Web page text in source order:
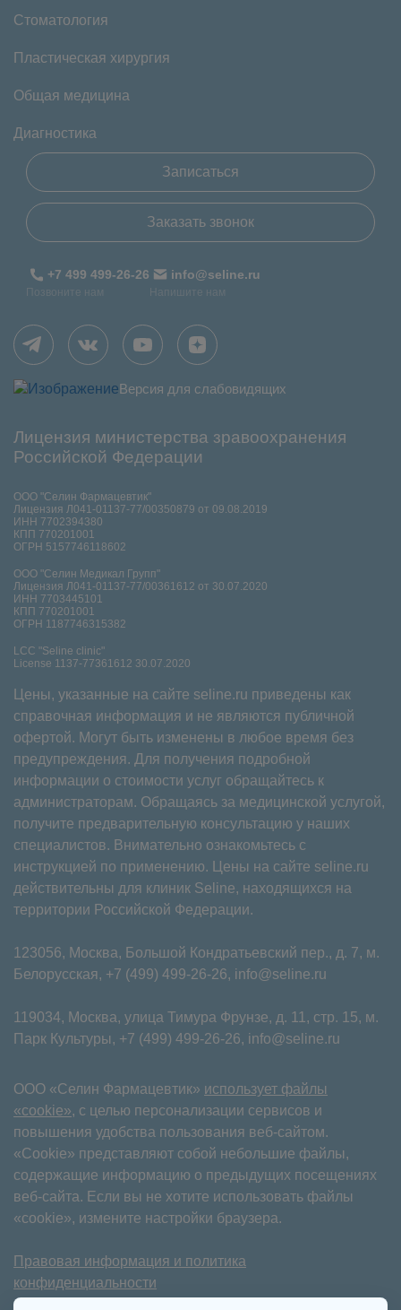
Стоматология
Пластическая хирургия
Общая медицина
Диагностика
Записаться
Заказать звонок
+7 499 499-26-26
Позвоните нам
info@seline.ru
Напишите нам
Версия для слабовидящих
Лицензия министерства зравоохранения
Российской Федерации
ООО "Селин Фармацевтик"
Лицензия Л041-01137-77/00350879 от 09.08.2019
ИНН 7702394380
КПП 770201001
ОГРН 5157746118602
ООО "Селин Медикал Групп"
Лицензия Л041-01137-77/00361612 от 30.07.2020
ИНН 7703445101
КПП 770201001
ОГРН 1187746315382
LCC "Seline clinic"
License 1137-77361612 30.07.2020
Цены, указанные на сайте seline.ru приведены как
справочная информация и не являются публичной
офертой. Могут быть изменены в любое время без
предупреждения. Для получения подробной
информации о стоимости услуг обращайтесь к
администраторам. Обращаясь за медицинской услугой,
получите предварительную консультацию у наших
специалистов. Внимательно ознакомьтесь с
инструкцией по применению. Цены на сайте seline.ru
действительны для клиник Seline, находящихся на
территории Российской Федерации.
123056, Москва, Большой Кондратьевский пер., д. 7, м.
Белорусская, +7 (499) 499-26-26, info@seline.ru
119034, Москва, улица Тимура Фрунзе, д. 11⁠, стр. 15, м.
Парк Культуры, +7 (499) 499-26-26, info@seline.ru
ООО «Селин Фармацевтик» использует файлы
«cookie», с целью персонализации сервисов и
повышения удобства пользования веб-сайтом.
«Cookie» представляют собой небольшие файлы,
содержащие информацию о предыдущих посещениях
веб-сайта. Если вы не хотите использовать файлы
«cookie», измените настройки браузера.
Правовая информация и политика
конфиденциальности